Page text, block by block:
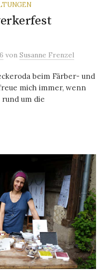
von Susanne Frenzel
beim Färber- und
mich immer, wenn
um die